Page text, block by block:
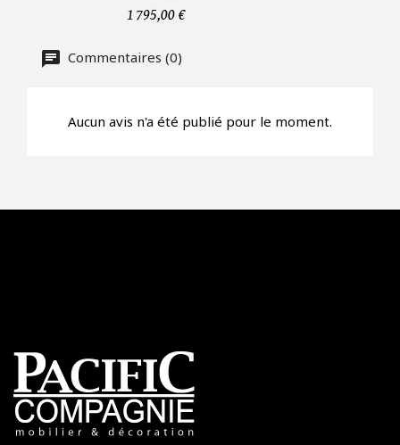
1 795,00 €
Commentaires (0)
Aucun avis n'a été publié pour le moment.